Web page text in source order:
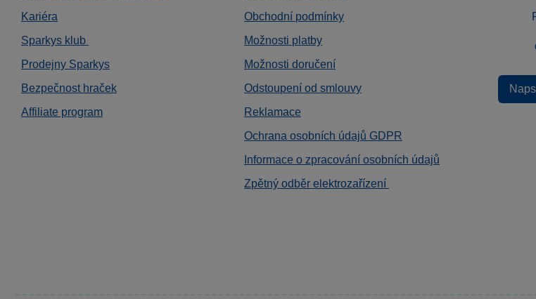
Kariéra
Sparkys klub
Prodejny Sparkys
Bezpečnost hraček
Affiliate program
Obchodní podmínky
Možnosti platby
Možnosti doručení
Odstoupení od smlouvy
Reklamace
Ochrana osobních údajů GDPR
Informace o zpracování osobních údajů
Zpětný odběr elektrozařízení